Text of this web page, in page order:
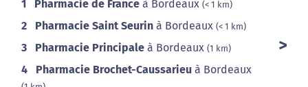
1 Pharmacie de France à Bordeaux (< 1 km)
2 Pharmacie Saint Seurin à Bordeaux (< 1 km)
3 Pharmacie Principale à Bordeaux (1 km)
4 Pharmacie Brochet-Caussarieu à Bordeaux